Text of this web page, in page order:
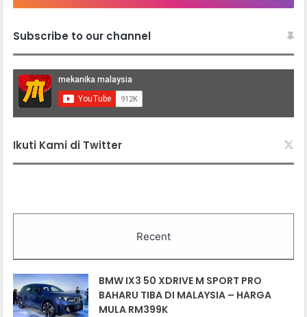
Subscribe to our channel
Ikuti Kami di Twitter
Recent
BMW IX3 50 XDRIVE M SPORT PRO
BAHARU TIBA DI MALAYSIA – HARGA
MULA RM399K